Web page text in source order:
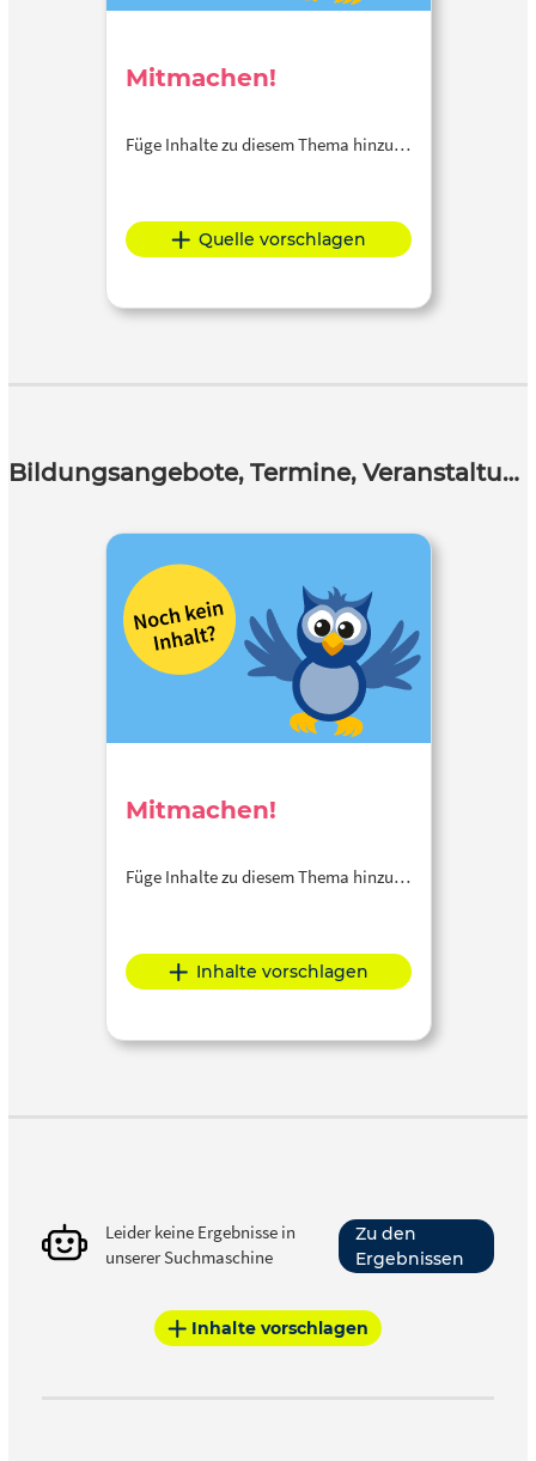
Mitmachen!
Füge Inhalte zu diesem Thema hinzu…
Quelle vorschlagen
Bildungsangebote, Termine, Veranstaltungen
Mitmachen!
Füge Inhalte zu diesem Thema hinzu…
Inhalte vorschlagen
Leider keine Ergebnisse in
unserer Suchmaschine
Zu den
Ergebnissen
Inhalte vorschlagen